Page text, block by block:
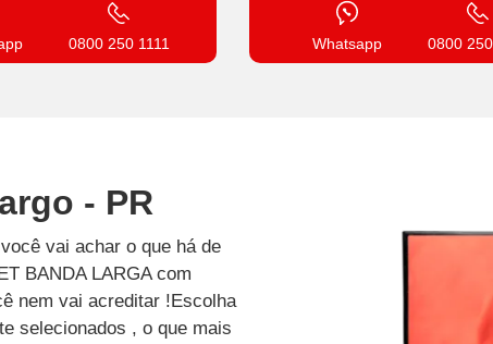
0800 250 1111 Whatsapp 0800
- PR
vai achar o que há de
BANDA LARGA com
nem vai acreditar !Escolha
selecionados , o que mais